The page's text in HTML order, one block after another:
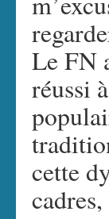
Le FN
réussi
cette